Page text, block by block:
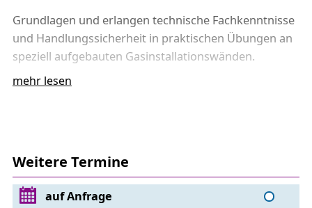
Grundlagen und erlangen technische Fachkenntnisse
und Handlungssicherheit in praktischen Übungen an
speziell aufgebauten Gasinstallationswänden.
Theoretischer Teil
der Gasinstallationsanlage sowie zum Spüren und
Messen von Gasen
mehr lesen
Weitere Termine
auf Anfrage